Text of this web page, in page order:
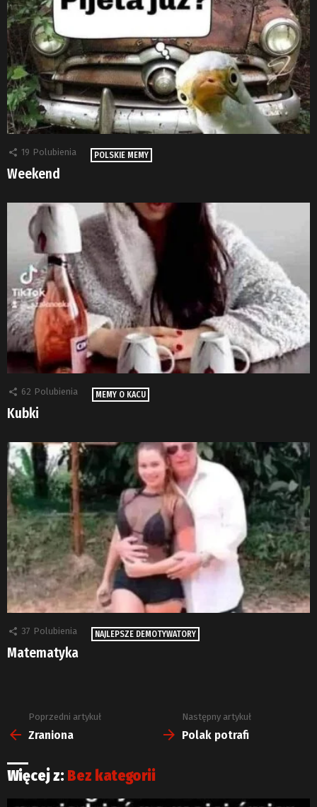
19 Polubienia POLSKIE MEMY
Weekend
62 Polubienia MEMY O KACU
Kubki
37 Polubienia NAJLEPSZE DEMOTYWATORY
Matematyka
Zobacz
więcej
Poprzedni artykuł
Zraniona
Następny artykuł
Polak potrafi
Więcej z: Bez kategorii